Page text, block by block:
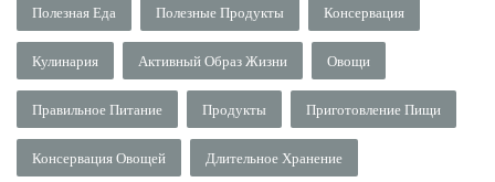
Полезная Еда Полезные Продукты Консервация
Кулинария Активный Образ Жизни Овощи
Правильное Питание Продукты Приготовление Пищи
Консервация Овощей Длительное Хранение